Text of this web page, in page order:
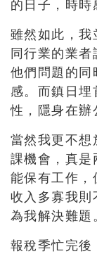
的日子，時時
雖然如此，我
同行業的業
他們問題的同
感。而鎮日
性，隱身在辦
當然我更不想
課機會，真是
能保有工作，
收入多寡我則
為我解決難題
報稅季忙完後